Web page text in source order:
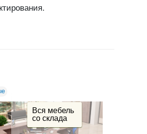
Вся мебель
со склада